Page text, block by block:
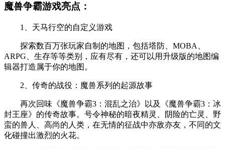
魔兽争霸游戏亮点：
1、天马行空的自定义游戏
探索数百万张玩家自制的地图，包括塔防、MOBA、
ARPG、生存等等类别，应有尽有，还可以用升级版的地图编
辑器打造属于你的地图。
2、传奇的战役：魔兽系列的起源故事
再次回味《魔兽争霸3：混乱之治》以及《魔兽争霸3：冰
封王座》的传奇故事。号令神秘的暗夜精灵、阴险的亡灵、野
蛮的兽人、高尚的人类，在无情的征战中亦敌亦友，不同的文
化碰撞出激烈的火花。